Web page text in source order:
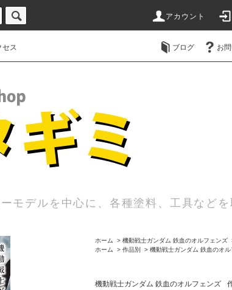
アカウント
セス ブログ お
モデルを中心に、各種塗料、工具などを
ホーム > 機動戦士ガンダム 鉄血のオルフェンズ
ホーム
> 作品別 > 機動戦士ガンダム 鉄血のオ
機動戦士ガンダム 鉄血のオルフェンズ